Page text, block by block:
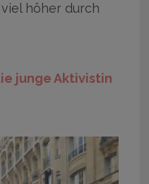
höher durch
junge Aktivistin